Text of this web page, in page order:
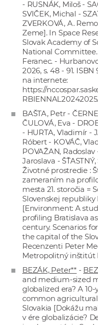
- RUSNÁK, Miloš -
SVIČEK, Michal -
ZVERKOVÁ, A.
Zeme]. In Space
Slovak Academy of
National Committee.
Feranec. -
2026, s. 48 - 91.
na internete:
https://
BAŠTA, Petr -
ČULOVÁ, Eva -
- HURTA, Vladimír -
Róbert - KOVÁČ,
POVAŽAN,
Jaroslava -
Životné prostredie :
zameraním na
mesta 21. storočia =
Slovenskej
[Environment: A
profiling Bratislava
century. Scenarios
the capital of the
Recenzenti Peter
Metropolitný inštitút
BEZÁK, Peter**-
and medium-sized
globalized era? A
common
Slovakia [Dokážu
v ére globalizácie?